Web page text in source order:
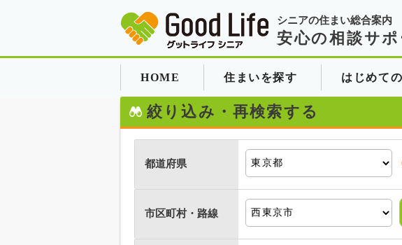
シニアの住まい総合案内
安心の相談サポ
HOME 住まいを探す はじめて
絞り込み・再検索する
都道府県
市区町村・路線